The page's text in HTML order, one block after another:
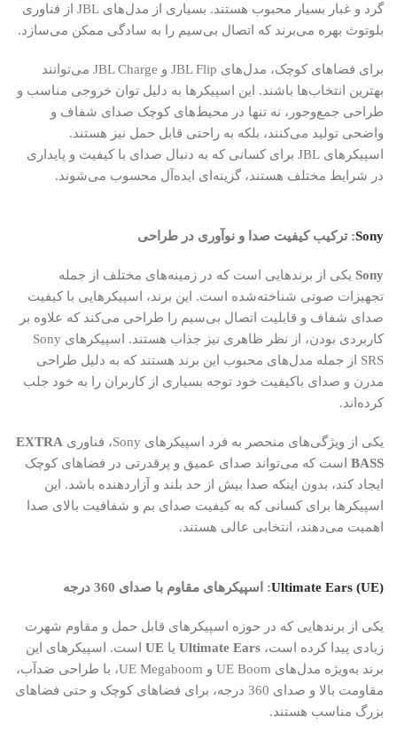
گرد و غبار بسیار محبوب هستند. بسیاری از مدل‌های JBL از فناوری
بلوتوث بهره می‌برند که اتصال بی‌سیم را به سادگی ممکن می‌سازد.
برای فضاهای کوچک، مدل‌های JBL Flip و JBL Charge می‌توانند
بهترین انتخاب‌ها باشند. این اسپیکرها به دلیل توان خروجی مناسب و
طراحی جمع‌وجور، نه تنها در محیط‌های کوچک صدای شفاف و
واضحی تولید می‌کنند، بلکه به راحتی قابل حمل نیز هستند.
اسپیکرهای JBL برای کسانی که به دنبال صدای با کیفیت و پایداری
در شرایط مختلف هستند، گزینه‌ای ایده‌آل محسوب می‌شوند.
Sony: ترکیب کیفیت صدا و نوآوری در طراحی
Sony یکی از برندهایی است که در زمینه‌های مختلف از جمله
تجهیزات صوتی شناخته‌شده است. این برند، اسپیکرهایی با کیفیت
صدای شفاف و قابلیت اتصال بی‌سیم را طراحی می‌کند که علاوه بر
کاربردی بودن، از نظر ظاهری نیز جذاب هستند. اسپیکرهای Sony
SRS از جمله مدل‌های محبوب این برند هستند که به دلیل طراحی
مدرن و صدای باکیفیت خود توجه بسیاری از کاربران را به خود جلب
کرده‌اند.
یکی از ویژگی‌های منحصر به فرد اسپیکرهای Sony، فناوری
EXTRA
BASS است که می‌تواند صدای عمیق و پرقدرتی در فضاهای کوچک
ایجاد کند، بدون اینکه صدا بیش از حد بلند و آزاردهنده باشد. این
اسپیکرها برای کسانی که به کیفیت صدای بم و شفافیت بالای صدا
اهمیت می‌دهند، انتخابی عالی هستند.
Ultimate Ears (UE): اسپیکرهای مقاوم با صدای 360 درجه
یکی از برندهایی که در حوزه اسپیکرهای قابل حمل و مقاوم شهرت
زیادی پیدا کرده است، Ultimate Ears یا UE است. اسپیکرهای این
برند به‌ویژه مدل‌های UE Boom و UE Megaboom، با طراحی ضدآب،
مقاومت بالا و صدای 360 درجه، برای فضاهای کوچک و حتی فضاهای
بزرگ مناسب هستند.